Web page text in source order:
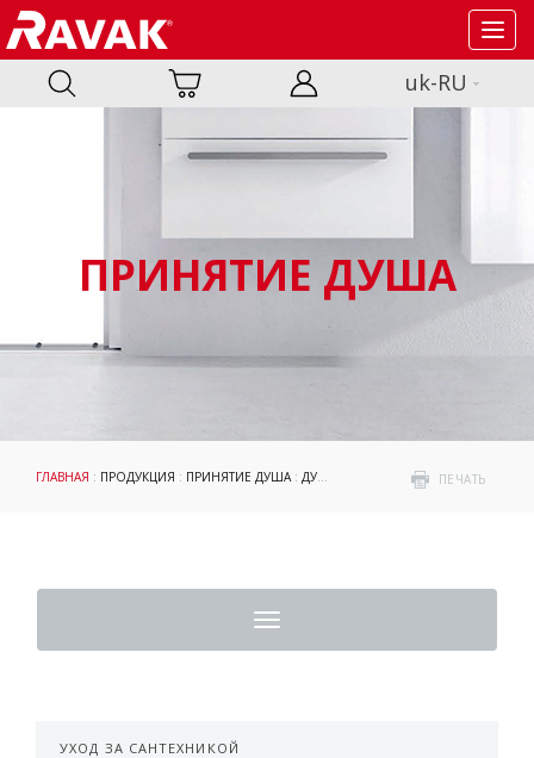
uk-RU
ПРИНЯТИЕ ДУША
ПЕЧАТЬ
ГЛАВНАЯ : ПРОДУКЦИЯ : ПРИНЯТИЕ ДУША: ДУШЕВЫЕ УГОЛКИ И ДВЕРИ :
Toggle
navigation
УХОД ЗА САНТЕХНИКОЙ